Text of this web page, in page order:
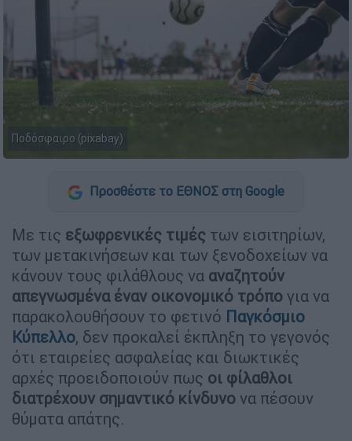
Ποδόσφαιρο (pixabay)
Προσθέστε το ΕΘΝΟΣ στη Google
Με τις εξωφρενικές τιμές των εισιτηρίων,
των μετακινήσεων και των ξενοδοχείων να
κάνουν τους φιλάθλους να αναζητούν
απεγνωσμένα έναν οικονομικό τρόπο για να
παρακολουθήσουν το φετινό Παγκόσμιο
Κύπελλο, δεν προκαλεί έκπληξη το γεγονός
ότι εταιρείες ασφαλείας και διωκτικές
αρχές προειδοποιούν πως οι φίλαθλοι
διατρέχουν σημαντικό κίνδυνο να πέσουν
θύματα απάτης.